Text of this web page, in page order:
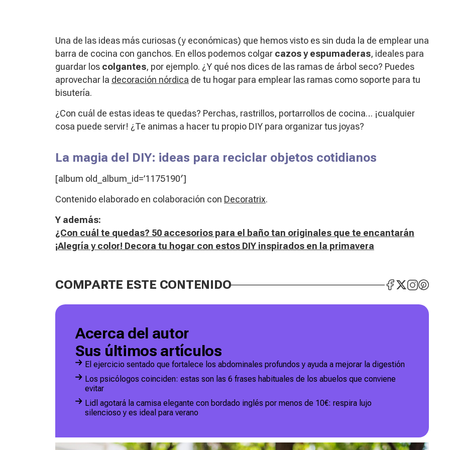
Una de las ideas más curiosas (y económicas) que hemos visto es sin duda la de emplear una
barra de cocina con ganchos. En ellos podemos colgar cazos y espumaderas, ideales para
guardar los colgantes, por ejemplo. ¿Y qué nos dices de las ramas de árbol seco? Puedes
aprovechar la decoración nórdica de tu hogar para emplear las ramas como soporte para tu
bisutería.
¿Con cuál de estas ideas te quedas? Perchas, rastrillos, portarrollos de cocina… ¡cualquier
cosa puede servir! ¿Te animas a hacer tu propio DIY para organizar tus joyas?
La magia del DIY: ideas para reciclar objetos cotidianos
[album old_album_id=’1175190′]
Contenido elaborado en colaboración con Decoratrix.
Y además:
¿Con cuál te quedas? 50 accesorios para el baño tan originales que te encantarán
¡Alegría y color! Decora tu hogar con estos DIY inspirados en la primavera
COMPARTE ESTE CONTENIDO
Acerca del autor
Sus últimos artículos
El ejercicio sentado que fortalece los abdominales profundos y ayuda a mejorar la digestión
Los psicólogos coinciden: estas son las 6 frases habituales de los abuelos que conviene
evitar
Lidl agotará la camisa elegante con bordado inglés por menos de 10€: respira lujo
silencioso y es ideal para verano